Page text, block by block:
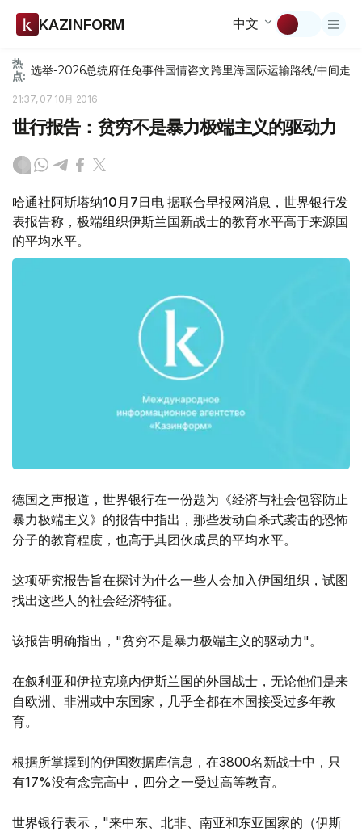
KAZINFORM 中文
热
点: 选举-2026总统府任免事件国情咨文跨里海国际运输路线/中间走廊
21:37, 07 10月 2016
世行报告：贫穷不是暴力极端主义的驱动力
哈通社阿斯塔纳10月7日电 据联合早报网消息，世界银行发
表报告称，极端组织伊斯兰国新战士的教育水平高于来源国
的平均水平。
德国之声报道，世界银行在一份题为《经济与社会包容防止
暴力极端主义》的报告中指出，那些发动自杀式袭击的恐怖
分子的教育程度，也高于其团伙成员的平均水平。
这项研究报告旨在探讨为什么一些人会加入伊国组织，试图
找出这些人的社会经济特征。
该报告明确指出，"贫穷不是暴力极端主义的驱动力"。
在叙利亚和伊拉克境内伊斯兰国的外国战士，无论他们是来
自欧洲、非洲或中东国家，几乎全都在本国接受过多年教
育。
根据所掌握到的伊国数据库信息，在3800名新战士中，只
有17%没有念完高中，四分之一受过高等教育。
世界银行表示，"来中东、北非、南亚和东亚国家的（伊斯